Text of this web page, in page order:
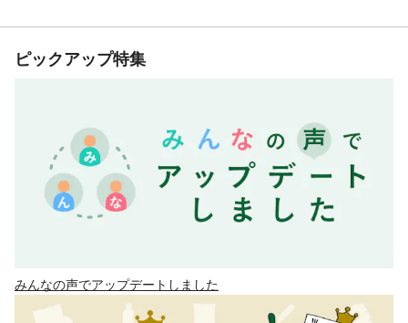
ピックアップ特集
みんなの声でアップデートしました